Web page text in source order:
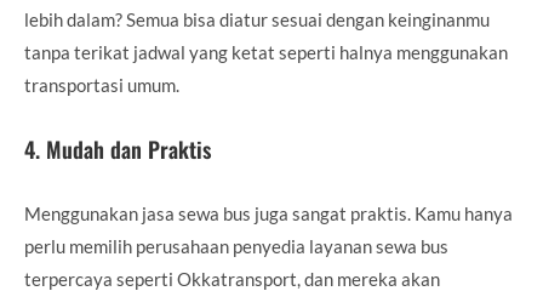
lebih dalam? Semua bisa diatur sesuai dengan keinginanmu
tanpa terikat jadwal yang ketat seperti halnya menggunakan
transportasi umum.
4. Mudah dan Praktis
Menggunakan jasa sewa bus juga sangat praktis. Kamu hanya
perlu memilih perusahaan penyedia layanan sewa bus
terpercaya seperti Okkatransport, dan mereka akan